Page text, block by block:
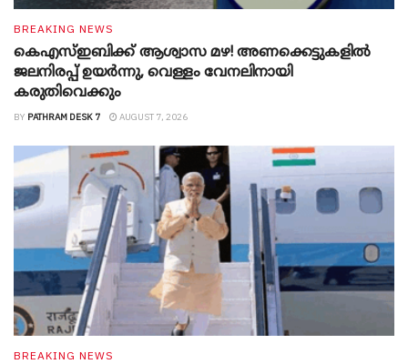
BREAKING NEWS
കെഎസ്ഇബിക്ക് ആശ്വാസ മഴ! അണക്കെട്ടുകളിൽ
ജലനിരപ്പ് ഉയർന്നു, വെള്ളം വേനലിനായി
കരുതിവെക്കും
BY PATHRAM DESK 7 AUGUST 7, 2026
BREAKING NEWS